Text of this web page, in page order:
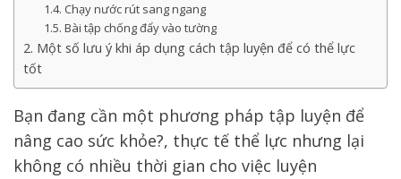
1.4. Chạy nước rút sang ngang
1.5. Bài tập chống đẩy vào tường
2. Một số lưu ý khi áp dụng cách tập luyện để có thể lực
tốt
Bạn đang cần một phương pháp tập luyện để
nâng cao sức khỏe?, thực tế thể lực nhưng lại
không có nhiều thời gian cho việc luyện